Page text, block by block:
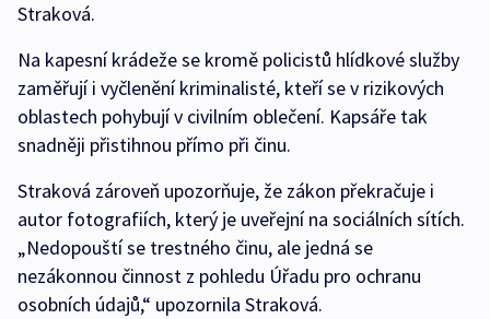
Straková.
Na kapesní krádeže se kromě policistů hlídkové služby
zaměřují i vyčlenění kriminalisté, kteří se v rizikových
oblastech pohybují v civilním oblečení. Kapsáře tak
snadněji přistihnou přímo při činu.
Straková zároveň upozorňuje, že zákon překračuje i
autor fotografiích, který je uveřejní na sociálních sítích.
„Nedopouští se trestného činu, ale jedná se
nezákonnou činnost z pohledu Úřadu pro ochranu
osobních údajů,“ upozornila Straková.